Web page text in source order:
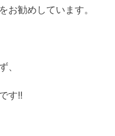
お勧めしています。
、
す!!